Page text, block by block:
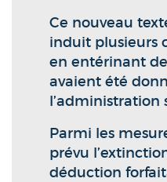
Ce nouveau
induit plusieurs
en entérinant
avaient été
l’administration
Parmi les
prévu
déduction